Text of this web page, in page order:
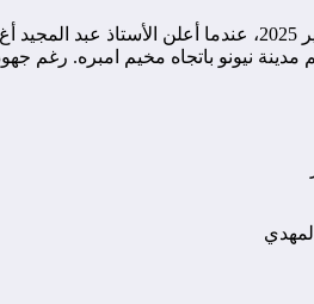
بدأت القصة يوم 3 يناير 2025، عندما
مدينة نيونو باتجاه مخيم امبره. رغم